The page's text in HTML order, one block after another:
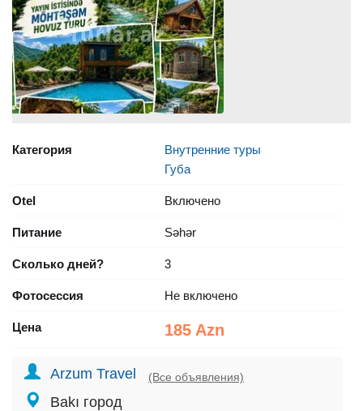
Категория
Внутренние туры
Губа
Otel Включено
Питание Səhər
Сколько дней? 3
Фотосессия Не включено
Цена 185 Azn
Arzum Travel (Все объявления)
Bakı город